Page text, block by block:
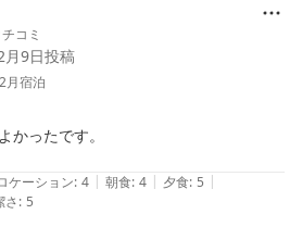
ても柔らかく、丁寧な感じでとっても好印
てくれます(^^)
いや、自然の中で多種多様な昆虫達とも出
うに新鮮でした。
の体験を加味すると、大変満足度の高い宿
す！
コミ
9日投稿
月宿泊
かったです。
ケーション: 4 | 朝食: 4 | 夕食: 5 |
さ: 5